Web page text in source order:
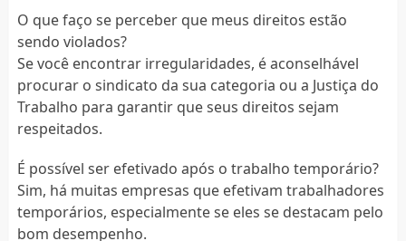
O que faço se perceber que meus direitos estão
sendo violados?
Se você encontrar irregularidades, é aconselhável
procurar o sindicato da sua categoria ou a Justiça do
Trabalho para garantir que seus direitos sejam
respeitados.
É possível ser efetivado após o trabalho temporário?
Sim, há muitas empresas que efetivam trabalhadores
temporários, especialmente se eles se destacam pelo
bom desempenho.